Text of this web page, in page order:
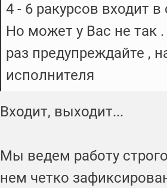
4 - 6 ракурсов входит
Но может у Вас не так
раз предупреждайте ,
исполнителя
Входит, выходит...
Мы ведем работу
нем четко